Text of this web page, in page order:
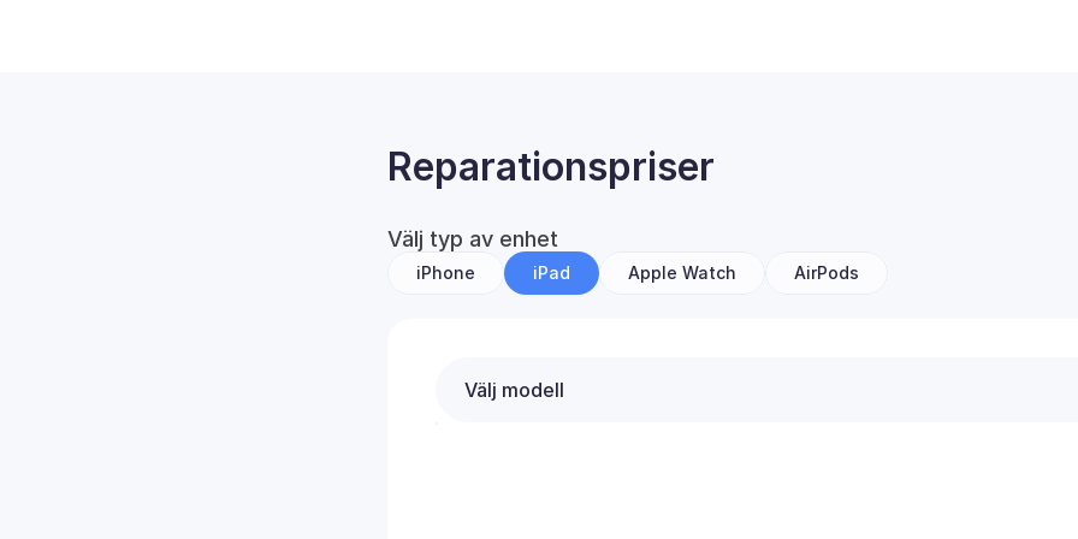
Reparationspriser
Välj typ av enhet
iPhone iPad Apple Watch AirPods